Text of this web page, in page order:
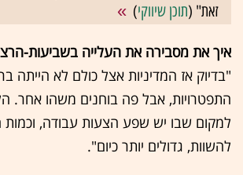
זאת" (תוכן שיווקי)
איך את מסבירה את העלייה בשביעות-
"בדיוק אז המדיניות אצל כולם לא הייתה
התפטרויות, אבל פה בוחנים משהו אחר.
למקום שבו יש שפע הצעות עבודה, וכמות
להשוות, גדולים יותר כיום".